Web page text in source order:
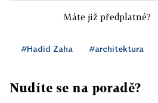
Máte již předplatné?
#Hadid Zaha #architektura
Nudíte se na poradě?